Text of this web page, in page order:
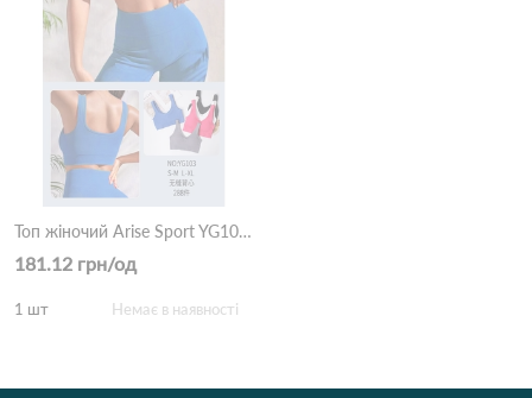
Топ жіночий Arise Sport YG103 Різні кольори
181.12 грн/од
1 шт Немає в наявності